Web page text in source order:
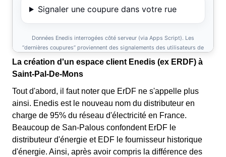
La création d'un espace client Enedis (ex ERDF) à
Saint-Pal-De-Mons
Tout d'abord, il faut noter que ErDF ne s'appelle plus
ainsi. Enedis est le nouveau nom du distributeur en
charge de 95% du réseau d'électricité en France.
Beaucoup de San-Palous confondent ErDF le
distributeur d'énergie et EDF le fournisseur historique
d'énergie. Ainsi, après avoir compris la différence des